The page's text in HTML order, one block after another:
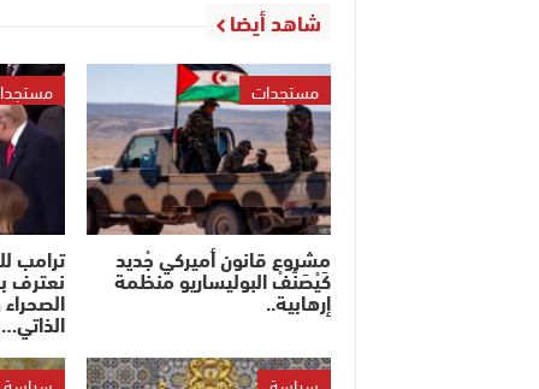
شاهد أيضا
مستجدات
مشروع قانون أميركي جْديد
كَيْصَنَّفْ البوليساريو منظمة
إرهابية..
ترامب
نعترف
الذاتي…